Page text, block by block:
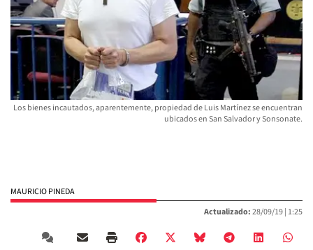
Los bienes incautados, aparentemente, propiedad de Luis Martínez se encuentran
ubicados en San Salvador y Sonsonate.
MAURICIO PINEDA
Actualizado:28/09/19 | 1:25